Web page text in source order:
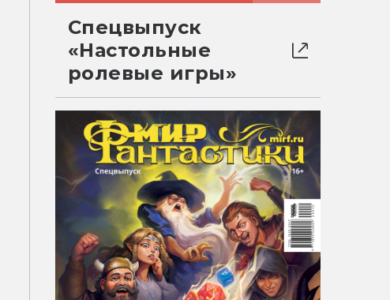
Спецвыпуск
«Настольные
ролевые игры»